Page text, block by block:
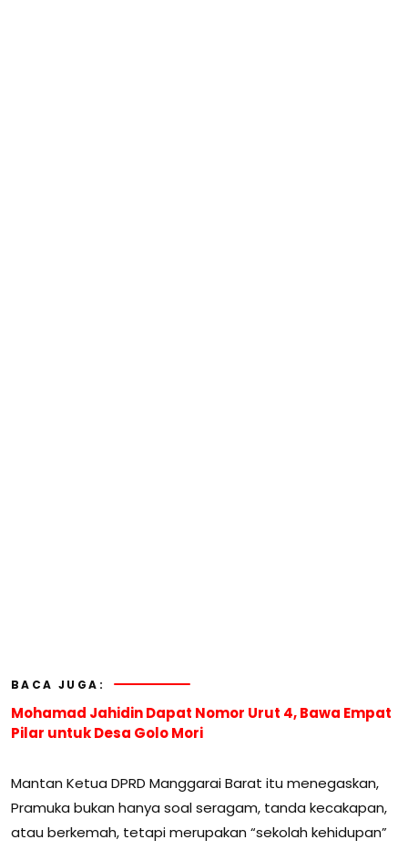
BACA JUGA:
Mohamad Jahidin Dapat Nomor Urut 4, Bawa Empat
Pilar untuk Desa Golo Mori
Mantan Ketua DPRD Manggarai Barat itu menegaskan,
Pramuka bukan hanya soal seragam, tanda kecakapan,
atau berkemah, tetapi merupakan “sekolah kehidupan”